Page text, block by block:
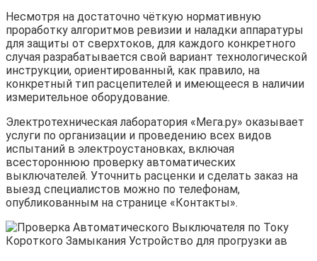
Несмотря на достаточно чёткую нормативную
проработку алгоритмов ревизии и наладки аппаратуры
для защиты от сверхтоков, для каждого конкретного
случая разрабатывается свой вариант технологической
инструкции, ориентированный, как правило, на
конкретный тип расцепителей и имеющееся в наличии
измерительное оборудование.
Электротехническая лаборатория «Мега.ру» оказывает
услуги по организации и проведению всех видов
испытаний в электроустановках, включая
всестороннюю проверку автоматических
выключателей. Уточнить расценки и сделать заказ на
выезд специалистов можно по телефонам,
опубликованным на странице «Контакты».